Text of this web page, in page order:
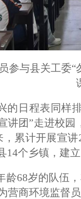
参与县关工委
的日程表同样
讲团”走进校
累计开展宣
14个乡镇，建
龄68岁的队伍
营商环境监督